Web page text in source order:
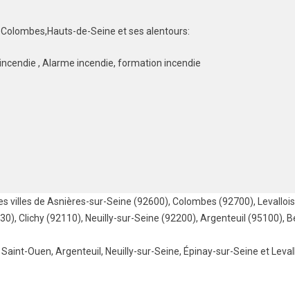
de-Seine et ses alentours:
, Alarme incendie, formation incendie
villes de Asnières-sur-Seine (92600), Colombes (92700),
, Clichy (92110), Neuilly-sur-Seine (92200), Argenteuil (95100),
Saint-Ouen, Argenteuil , Neuilly-sur-Seine, Épinay-sur-Seine et